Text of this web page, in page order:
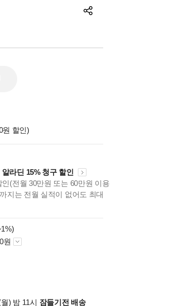
원 할인)
라딘 15% 청구 할인
(전월 30만원 또는 60만원 이용
지는 전월 실적이 없어도 최대
원
) 밤 11시 잠들기전 배송